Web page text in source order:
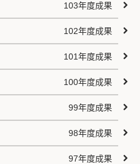
103年度成果
102年度成果
101年度成果
100年度成果
99年度成果
98年度成果
97年度成果